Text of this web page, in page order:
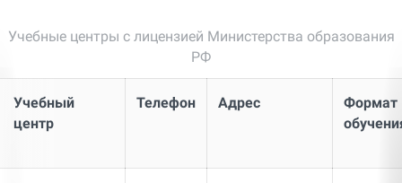
Учебные центры с лицензией Министерства образования
РФ
Учебный
центр
Телефон Адрес
Формат